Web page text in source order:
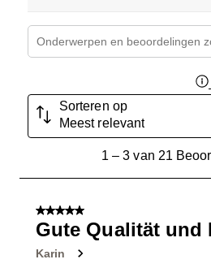
Onderwerpen en beoordelingen
Sorteren op
Meest relevant
van
Beoordelingen.
1 – 3 van 21
5 van 5 sterren.
Gute Qualität und
Karin